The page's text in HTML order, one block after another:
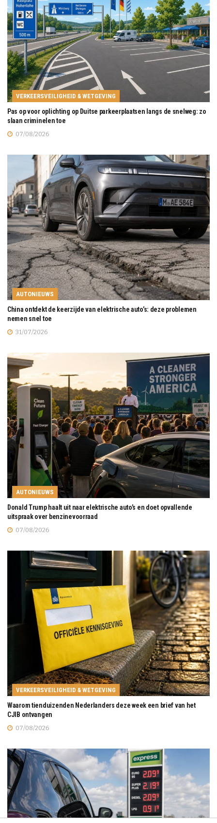
VERKEERSVEILIGHEID & WETGEVING
Pas op voor oplichting op Duitse parkeerplaatsen langs de snelweg: zo
slaan criminelen toe
07/08/2026
AUTONIEUWS
China ontdekt de keerzijde van elektrische auto’s: deze problemen
nemen snel toe
31/07/2026
AUTONIEUWS
Donald Trump haalt uit naar elektrische auto’s en doet opvallende
uitspraak over benzinevoorraad
07/08/2026
VERKEERSVEILIGHEID & WETGEVING
Waarom tienduizenden Nederlanders deze week een brief van het
CJIB ontvangen
07/08/2026